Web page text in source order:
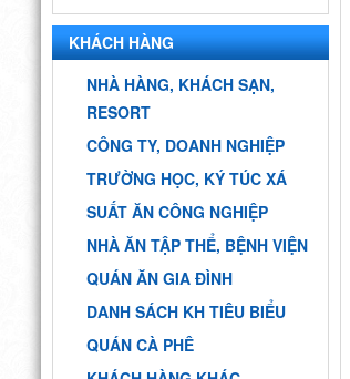
KHÁCH HÀNG
NHÀ HÀNG, KHÁCH SẠN,
RESORT
CÔNG TY, DOANH NGHIỆP
TRƯỜNG HỌC, KÝ TÚC XÁ
SUẤT ĂN CÔNG NGHIỆP
NHÀ ĂN TẬP THỂ, BỆNH VIỆN
QUÁN ĂN GIA ĐÌNH
DANH SÁCH KH TIÊU BIỂU
QUÁN CÀ PHÊ